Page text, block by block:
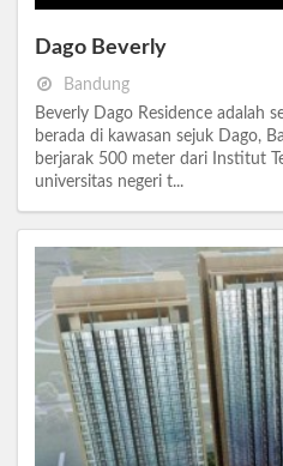
Dago Beverly
Bandung
Beverly Dago Residence adalah
berada di kawasan sejuk Dago,
berjarak 500 meter dari Institut
universitas negeri t...